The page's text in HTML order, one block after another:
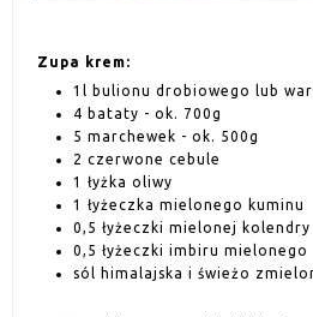
Zupa krem:
1l bulionu drobiowego lub
4 bataty - ok. 700g
5 marchewek - ok. 500g
2 czerwone cebule
1 łyżka oliwy
1 łyżeczka mielonego kuminu
0,5 łyżeczki mielonej kolendry
0,5 łyżeczki imbiru mielonego
sól himalajska i świeżo